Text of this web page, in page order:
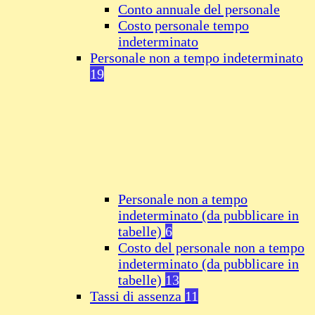
Conto annuale del personale
Costo personale tempo
indeterminato
Personale non a tempo indeterminato
19
Personale non a tempo
indeterminato (da pubblicare in
tabelle) 6
Costo del personale non a tempo
indeterminato (da pubblicare in
tabelle) 13
Tassi di assenza 11